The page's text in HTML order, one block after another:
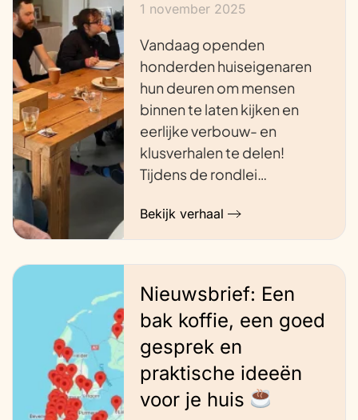
1 november 2025
Vandaag openden
honderden huiseigenaren
hun deuren om mensen
binnen te laten kijken en
eerlijke verbouw- en
klusverhalen te delen!
Tijdens de rondlei…
Bekijk verhaal
Nieuwsbrief: Een
bak koffie, een goed
gesprek en
praktische ideeën
voor je huis